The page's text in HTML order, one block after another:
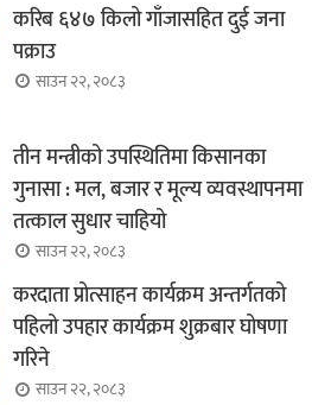
करिब ६४७ किलो गाँजासहित दुई जना
पक्राउ
साउन २२, २०८३
तीन मन्त्रीको उपस्थितिमा किसानका
गुनासा : मल, बजार र मूल्य व्यवस्थापनमा
तत्काल सुधार चाहियो
साउन २२, २०८३
करदाता प्रोत्साहन कार्यक्रम अन्तर्गतको
पहिलो उपहार कार्यक्रम शुक्रबार घोषणा
गरिने
साउन २२, २०८३